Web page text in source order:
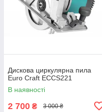
Дискова циркулярна пила
Euro Craft ECCS221
В наявності
2 700 ₴ 3 000 ₴